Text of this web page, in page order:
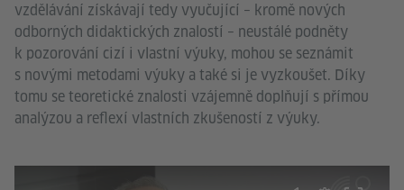
vzdělávání získávají tedy vyučující – kromě nových
odborných didaktických znalostí – neustálé podněty
k pozorování cizí i vlastní výuky, mohou se seznámit
s novými metodami výuky a také si je vyzkoušet. Díky
tomu se teoretické znalosti vzájemně doplňují s přímou
analýzou a reflexí vlastních zkušeností z výuky.